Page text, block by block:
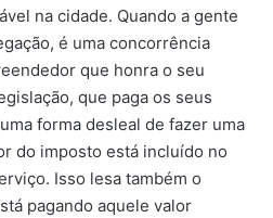
na cidade. Quando a gente
é uma concorrência
que honra o seu
que paga os seus
forma desleal de fazer uma
do imposto está incluído no
Isso lesa também o
pagando aquele valor